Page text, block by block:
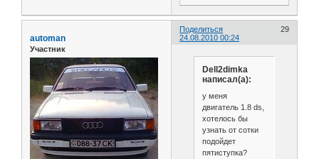
Поделиться
29
24.08.2010 00:24
automan
Участник
Dell2dimka
написал(а):
у меня
двигатель 1.8 ds,
хотелось бы
узнать от сотки
подойдет
пятиступка?